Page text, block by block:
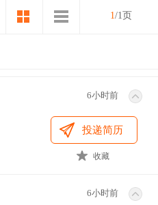
1/1页
6小时前
投递简历
收藏
6小时前